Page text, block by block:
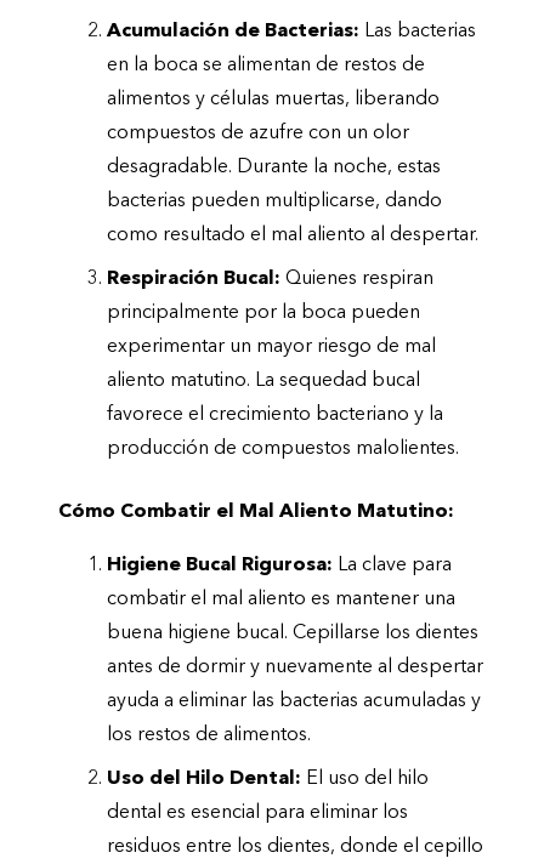
Acumulación de Bacterias: Las bacterias
en la boca se alimentan de restos de
alimentos y células muertas, liberando
compuestos de azufre con un olor
desagradable. Durante la noche, estas
bacterias pueden multiplicarse, dando
como resultado el mal aliento al despertar.
Respiración Bucal: Quienes respiran
principalmente por la boca pueden
experimentar un mayor riesgo de mal
aliento matutino. La sequedad bucal
favorece el crecimiento bacteriano y la
producción de compuestos malolientes.
Cómo Combatir el Mal Aliento Matutino:
Higiene Bucal Rigurosa: La clave para
combatir el mal aliento es mantener una
buena higiene bucal. Cepillarse los dientes
antes de dormir y nuevamente al despertar
ayuda a eliminar las bacterias acumuladas y
los restos de alimentos.
Uso del Hilo Dental: El uso del hilo
dental es esencial para eliminar los
residuos entre los dientes, donde el cepillo